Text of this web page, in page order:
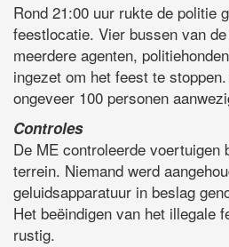
Rond 21:00 uur rukte de politie
feestlocatie. Vier bussen van
meerdere agenten,
ingezet om het feest te
ongeveer 100 personen
Controles
De ME controleerde voertuigen
terrein. Niemand werd
geluidsapparatuur in beslag
Het beëindigen van het illegale
rustig.